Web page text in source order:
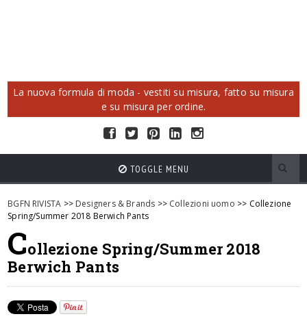
La nuova formula di moda - vestiti su misura, fatto su misura
e su misura per ordine.
TOGGLE MENU
BGFN RIVISTA >> Designers & Brands >> Collezioni uomo >> Collezione
Spring/Summer 2018 Berwich Pants
Collezione Spring/Summer 2018
Berwich Pants